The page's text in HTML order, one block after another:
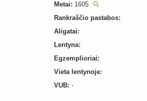
Metai: 1605
Rankraščio pastabos:
Aligatai:
Lentyna:
Egzemplioriai:
Vieta lentynoje:
VUB: -